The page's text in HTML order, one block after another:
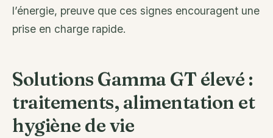
l’énergie, preuve que ces signes encouragent une
prise en charge rapide.
Solutions Gamma GT élevé :
traitements, alimentation et
hygiène de vie